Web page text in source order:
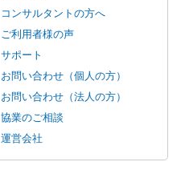
コンサルタントの方へ
ご利用者様の声
サポート
お問い合わせ（個人の方）
お問い合わせ（法人の方）
協業のご相談
運営会社